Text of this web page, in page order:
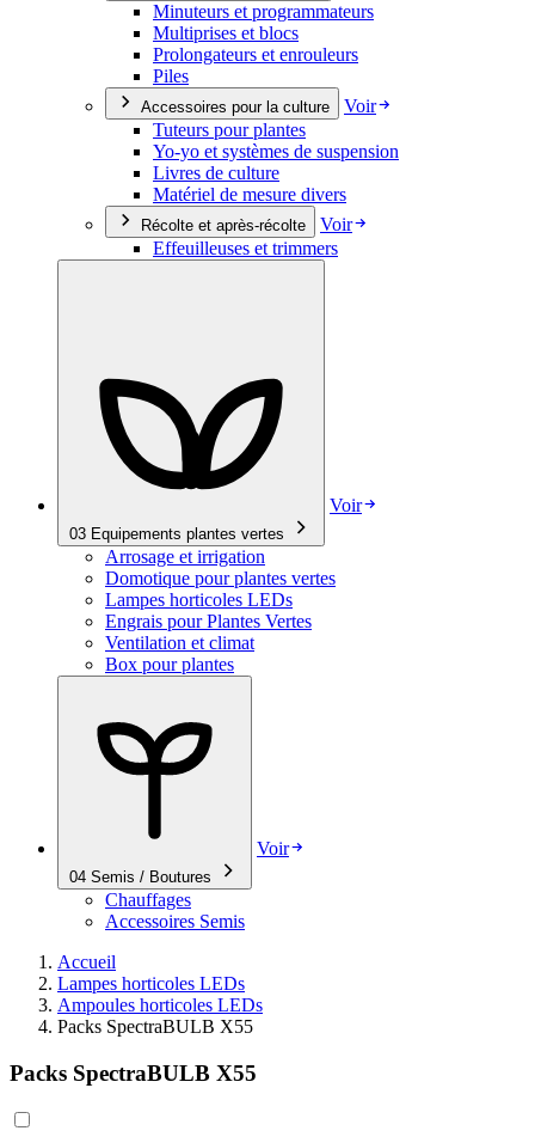
Minuteurs et programmateurs
Multiprises et blocs
Prolongateurs et enrouleurs
Piles
Accessoires pour la culture
Voir
Tuteurs pour plantes
Yo-yo et systèmes de suspension
Livres de culture
Matériel de mesure divers
Récolte et après-récolte
Voir
Effeuilleuses et trimmers
03 Equipements plantes vertes
Voir
Arrosage et irrigation
Domotique pour plantes vertes
Lampes horticoles LEDs
Engrais pour Plantes Vertes
Ventilation et climat
Box pour plantes
04 Semis / Boutures
Voir
Chauffages
Accessoires Semis
Accueil
Lampes horticoles LEDs
Ampoules horticoles LEDs
Packs SpectraBULB X55
Packs SpectraBULB X55